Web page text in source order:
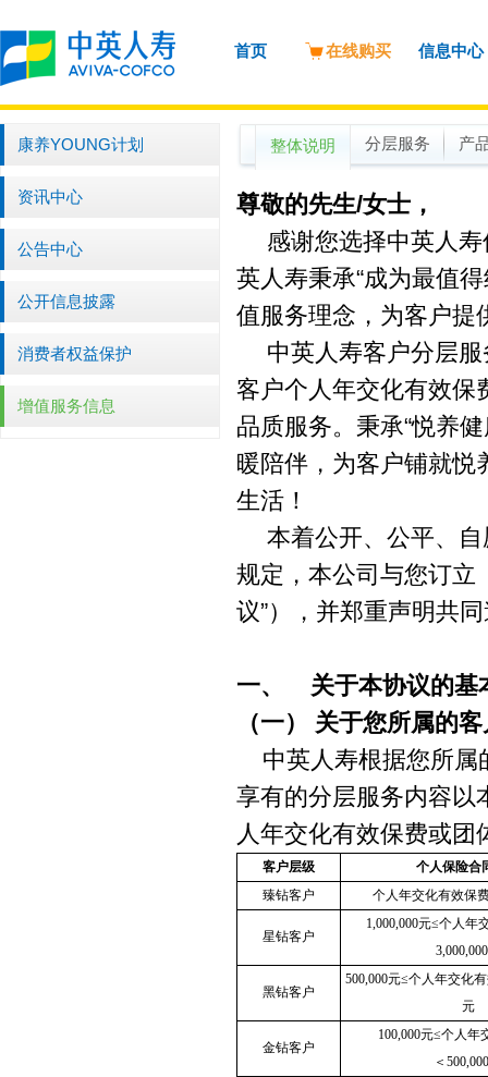
首页 在线购买 信息中心
康养YOUNG计划
资讯中心
公告中心
公开信息披露
消费者权益保护
增值服务信息
整体说明 分层服务 产
尊敬的先生/女士，
感谢您选择中英人寿
英人寿秉承“成为最值
值服务理念，为客户提
中英人寿客户分层
客户个人年交化有效保
品质服务。秉承“悦养
暖陪伴，为客户铺就悦
生活！
本着公开、公平、
规定，本公司与您订立
议”），并郑重声明共
一、 关于本协议的基
（一） 关于您所属的
中英人寿根据您所属
享有的分层服务内容以
人年交化有效保费或
客户层级
个人保险合
臻钻客户
个人年交化有效保
星钻客户
1,000,000元≤个人年
3,000,000
黑钻客户
500,000元≤个人年交化
元
金钻客户
100,000元≤个人年
＜